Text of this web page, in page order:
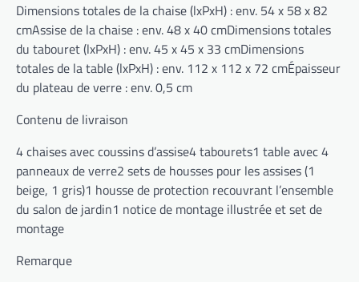
Dimensions totales de la chaise (lxPxH) : env. 54 x 58 x 82
cmAssise de la chaise : env. 48 x 40 cmDimensions totales
du tabouret (lxPxH) : env. 45 x 45 x 33 cmDimensions
totales de la table (lxPxH) : env. 112 x 112 x 72 cmÉpaisseur
du plateau de verre : env. 0,5 cm
Contenu de livraison
4 chaises avec coussins d’assise4 tabourets1 table avec 4
panneaux de verre2 sets de housses pour les assises (1
beige, 1 gris)1 housse de protection recouvrant l’ensemble
du salon de jardin1 notice de montage illustrée et set de
montage
Remarque